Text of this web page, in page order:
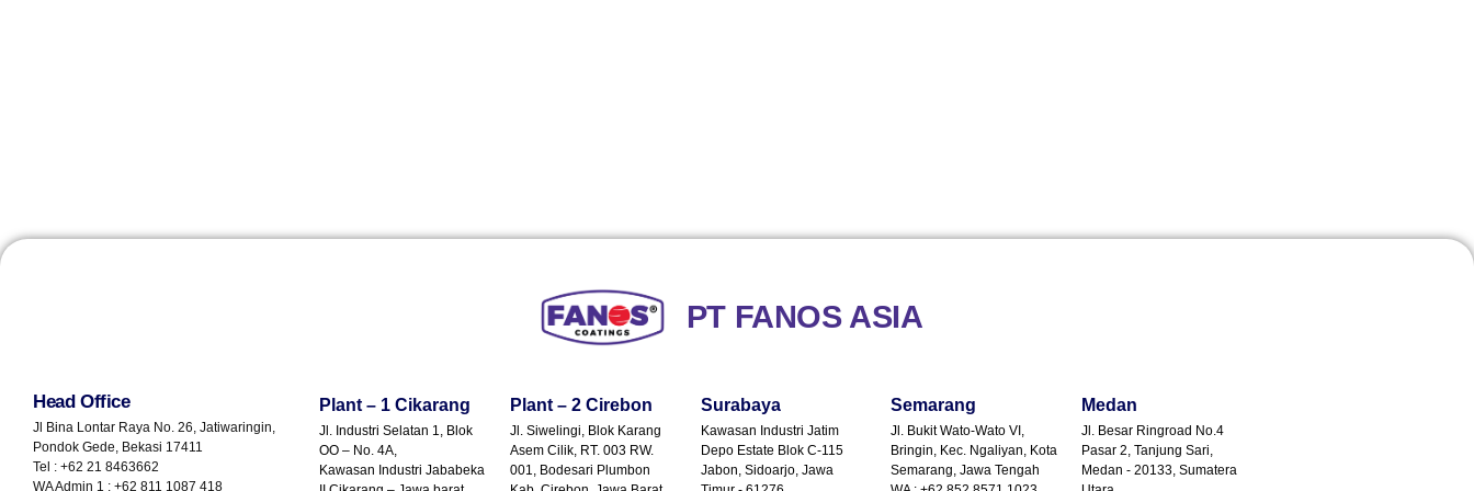
PT FANOS ASIA
Head Office
Jl Bina Lontar Raya No. 26, Jatiwaringin,
Pondok Gede, Bekasi 17411
Tel : +62 21 8463662
WA Admin 1 : +62 811 1087 418
Plant – 1 Cikarang
Jl. Industri Selatan 1, Blok
OO – No. 4A,
Kawasan Industri Jababeka
Plant – 2 Cirebon
Jl. Siwelingi, Blok Karang
Asem Cilik, RT. 003 RW.
001, Bodesari Plumbon
Surabaya
Kawasan Industri Jatim
Depo Estate Blok C-115
Jabon, Sidoarjo, Jawa
Semarang
Jl. Bukit Wato-Wato VI,
Bringin, Kec. Ngaliyan, Kota
Semarang, Jawa Tengah
Medan
Jl. Besar Ringroad No.4
Pasar 2, Tanjung Sari,
Medan - 20133, Sumatera